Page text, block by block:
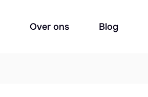
Over ons Blog